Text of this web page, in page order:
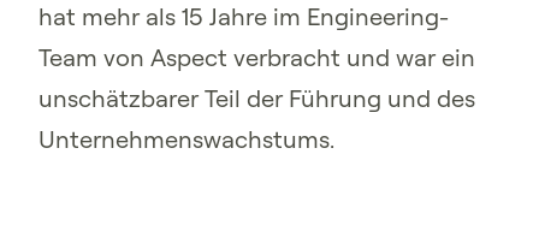
hat mehr als 15 Jahre im Engineering-
Team von Aspect verbracht und war ein
unschätzbarer Teil der Führung und des
Unternehmenswachstums.